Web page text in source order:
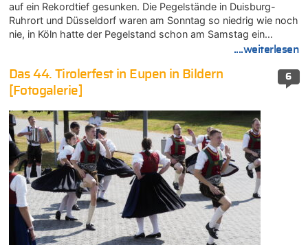
auf ein Rekordtief gesunken. Die Pegelstände in Duisburg-
Ruhrort und Düsseldorf waren am Sonntag so niedrig wie noch
nie, in Köln hatte der Pegelstand schon am Samstag ein…
....weiterlesen
6
Das 44. Tirolerfest in Eupen in Bildern
[Fotogalerie]